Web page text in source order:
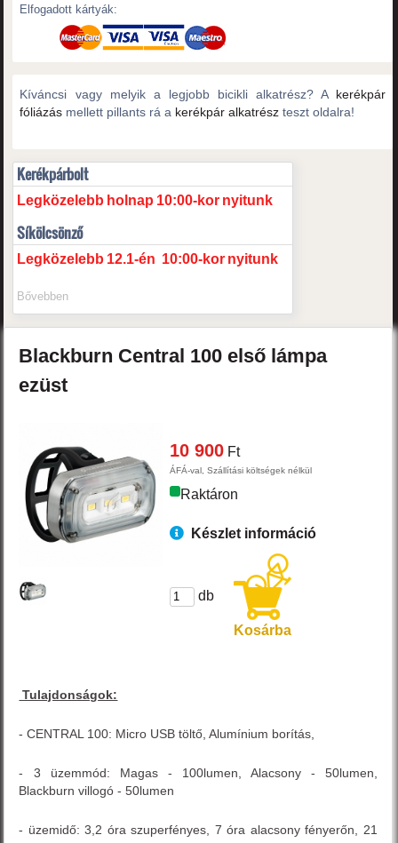
Elfogadott kártyák:
Kíváncsi vagy melyik a legjobb bicikli alkatrész? A kerékpár
fóliázás mellett pillants rá a kerékpár alkatrész teszt oldalra!
Kerékpárbolt
Legközelebb holnap 10:00-kor nyitunk
Síkölcsönző
Legközelebb 12.1-én 10:00-kor nyitunk
Bővebben
Blackburn Central 100első lámpa
ezüst
10 900 Ft
ÁFÁ-val, Szállítási költségek nélkül
Raktáron
Készlet információ
db
Kosárba
Tulajdonságok:
- CENTRAL 100: Micro USB töltő, Alumínium borítás,
- 3 üzemmód: Magas - 100lumen, Alacsony - 50lumen,
Blackburn villogó - 50lumen
- üzemidő: 3,2 óra szuperfényes, 7 óra alacsony fényerőn, 21